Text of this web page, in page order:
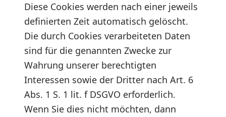
Diese Cookies werden nach einer jeweils
definierten Zeit automatisch gelöscht.
Die durch Cookies verarbeiteten Daten
sind für die genannten Zwecke zur
Wahrung unserer berechtigten
Interessen sowie der Dritter nach Art. 6
Abs. 1 S. 1 lit. f DSGVO erforderlich.
Wenn Sie dies nicht möchten, dann